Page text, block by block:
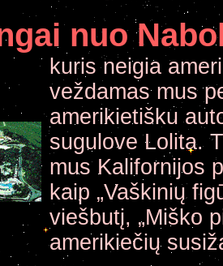
nuo
kuris neigia
veždamas mus
amerikietišku
sugulove Lolita.
mus Kalifornijos
kaip „Vaškinių
viešbutį, „Miško
amerikiečių